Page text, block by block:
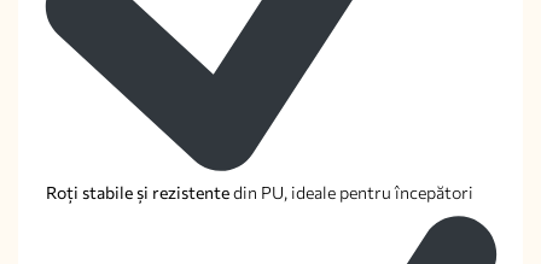
Roți stabile și rezistentedin PU, ideale pentru începători